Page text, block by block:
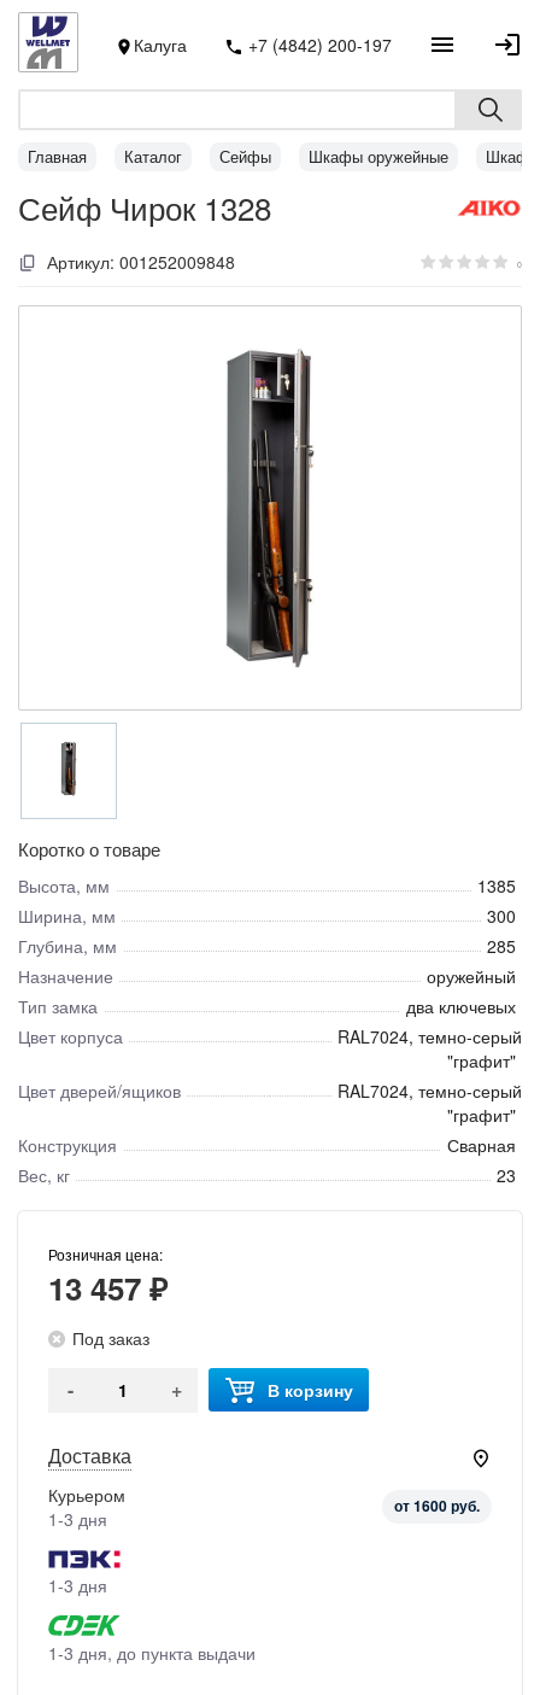
Калуга +7 (4842) 200-197
Главная Каталог Сейфы Шкафы оружейные Шкафы
Сейф Чирок 1328
Артикул: 001252009848 0
Коротко о товаре
Высота, мм
1385
Ширина, мм
300
Глубина, мм
285
Назначение
оружейный
Тип замка
два ключевых
Цвет корпуса
RAL7024, темно-серый
"графит"
Цвет дверей/ящиков
RAL7024, темно-серый
"графит"
Конструкция
Сварная
Вес, кг
23
Розничная цена:
13 457 ₽
Под заказ
- + В корзину
Доставка
Курьером
1-3 дня
от 1600 руб.
1-3 дня
1-3 дня, до пункта выдачи